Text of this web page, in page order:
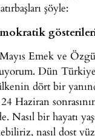
şöyle:
Emek ve
Dün
dört bir
Haziran
Nasıl bir hayatı
nasıl dost